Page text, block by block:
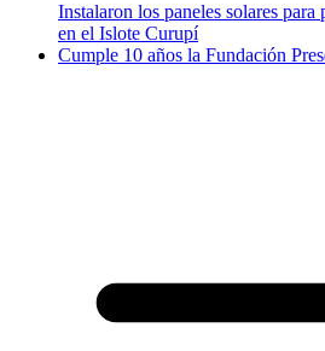
Instalaron los paneles solares
en el Islote Curupí
Cumple 10 años la Fundación